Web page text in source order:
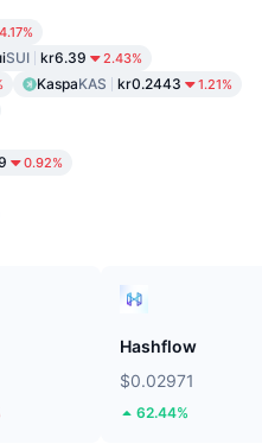
4.17%
SUI kr6.39 2.43%
KaspaKAS kr0.2443 1.21%
0.92%
Hashflow
$0.02971
62.44%